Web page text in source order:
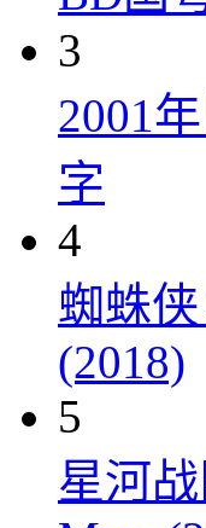
3
2001
字
4
蜘蛛侠
(2018)
5
星河